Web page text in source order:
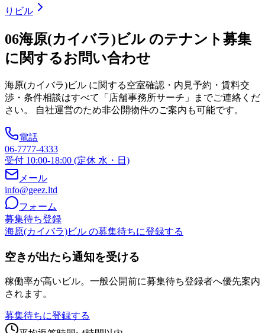
りビル
06海原(カイバラ)ビル のテナント募集
に関するお問い合わせ
海原(カイバラ)ビル に関する空室確認・内見予約・賃料交
渉・条件相談はすべて「店舗事務所サーチ」までご連絡くだ
さい。 自社運営のため非公開物件のご案内も可能です。
電話
06-7777-4333
受付 10:00-18:00 (定休 水・日)
メール
info@geez.ltd
フォーム
募集待ち登録
海原(カイバラ)ビル の募集待ちに登録する
空きが出たら通知を受ける
稼働率が高いビル。一般公開前に募集待ち登録者へ優先案内
されます。
募集待ちに登録する